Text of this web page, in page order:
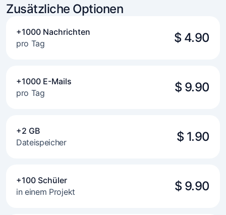
Zusätzliche Optionen
+1000 Nachrichten
pro Tag
$ 4.90
+1000 E-Mails
pro Tag
$ 9.90
+2 GB
Dateispeicher
$ 1.90
+100 Schüler
in einem Projekt
$ 9.90